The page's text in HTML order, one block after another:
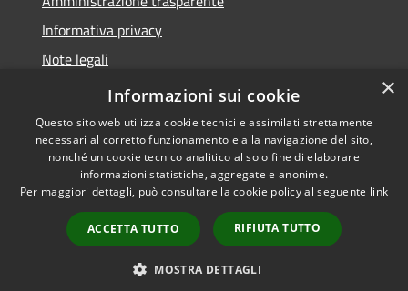
Informativa privacy
Note legali
Dichiarazione di accessibilità
Accessibilità
Copyright © 2026 • Comune di
Diano San Pietro • Powered by
Municipium•
Accesso
redazione
×
Informazioni sui cookie
Questo sito web utilizza cookie tecnici e assimilati strettamente
necessari al corretto funzionamento e alla navigazione del sito,
nonché un cookie tecnico analitico al solo fine di elaborare
informazioni statistiche, aggregate e anonime.
Per maggiori dettagli, può consultare la cookie policy al seguente link
ACCETTA TUTTO RIFIUTA TUTTO
MOSTRA DETTAGLI